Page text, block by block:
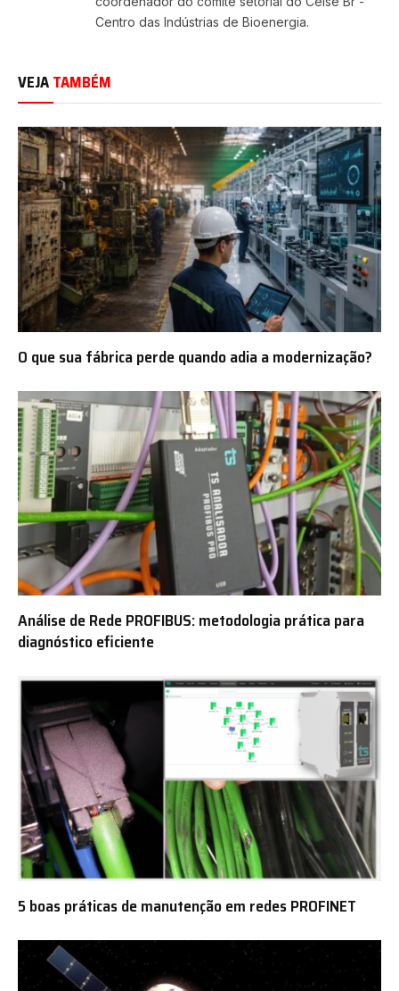
Centro das Indústrias de Bioenergia.
VEJATAMBÉM
O que sua fábrica perde quando adia a modernização?
Análise de Rede PROFIBUS: metodologia prática para
diagnóstico eficiente
5 boas práticas de manutenção em redes PROFINET